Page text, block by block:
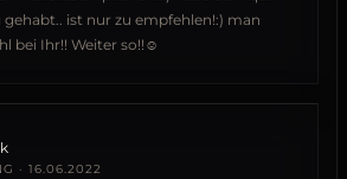
ist nur zu empfehlen!:) man
bei Ihr!! Weiter so!!☺️
· 16.06.2022